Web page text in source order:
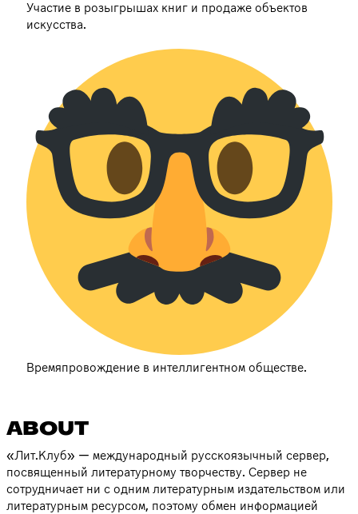
Участие в розыгрышах книг и продаже объектов
искусства.
Времяпровождение в интеллигентном обществе.
ABOUT
«Лит.Клуб» — международный русскоязычный сервер,
посвященный литературному творчеству. Сервер не
сотрудничает ни с одним литературным издательством или
литературным ресурсом, поэтому обмен информацией